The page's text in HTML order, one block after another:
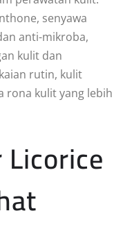
senyawa
anti-mikroba,
kulit dan
rutin, kulit
rona kulit yang lebih